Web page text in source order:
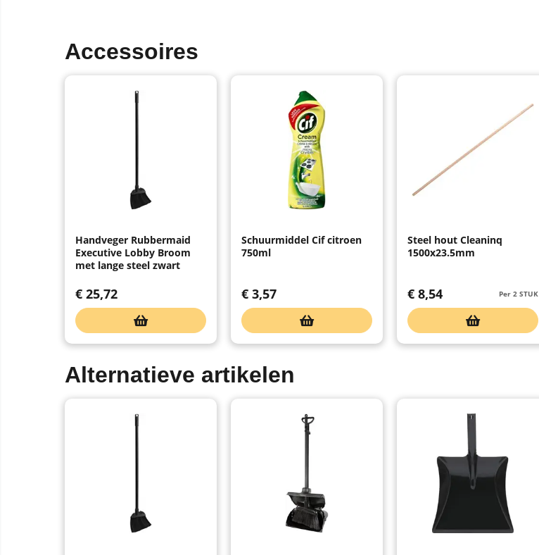
Accessoires
Handveger Rubbermaid
Executive Lobby Broom
met lange steel zwart
€ 25,72
Schuurmiddel Cif citroen
750ml
€ 3,57
Steel hout Cleaninq
1500x23.5mm
Per 2 STUK
€ 8,54
Alternatieve artikelen